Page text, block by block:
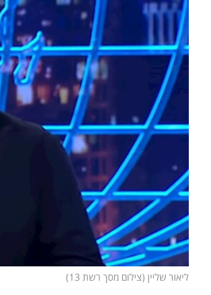
ליאור שליין (צילום מסך רשת 13)